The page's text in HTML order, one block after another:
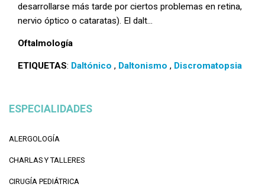
desarrollarse más tarde por ciertos problemas en retina,
nervio óptico o cataratas). El dalt...
Oftalmología
ETIQUETAS: Daltónico , Daltonismo , Discromatopsia
ESPECIALIDADES
ALERGOLOGÍA
CHARLAS Y TALLERES
CIRUGÍA PEDIÁTRICA